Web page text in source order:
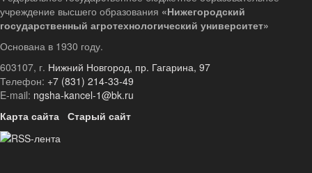
учреждение высшего образования «Нижегородский
государственный агротехнологический университет»
Основана в 1930 году.
603107, г. Нижний Новгород, пр. Гагарина, 97
Телефон: +7 (831) 214-33-49
E-mail: ngsha-kancel-1@bk.ru
Карта сайта Старый сайт